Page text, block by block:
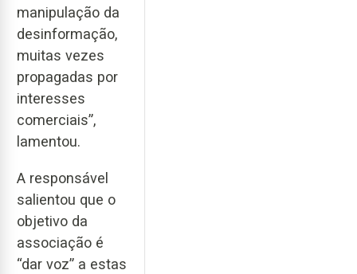
manipulação da
desinformação,
muitas vezes
propagadas por
interesses
comerciais”,
lamentou.
A responsável
salientou que o
objetivo da
associação é
“dar voz” a estas